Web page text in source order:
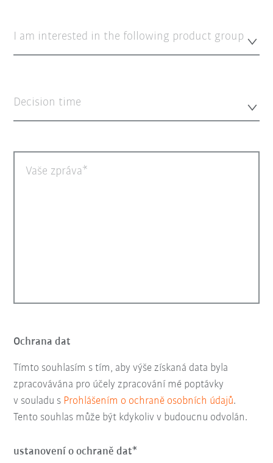
I am interested in the following product group
Decision time
Vaše zpráva
Ochrana dat
Tímto souhlasím s tím, aby výše získaná data byla
zpracovávána pro účely zpracování mé poptávky
v souladu s Prohlášením o ochraně osobních údajů.
Tento souhlas může být kdykoliv v budoucnu odvolán.
ustanovení o ochraně dat